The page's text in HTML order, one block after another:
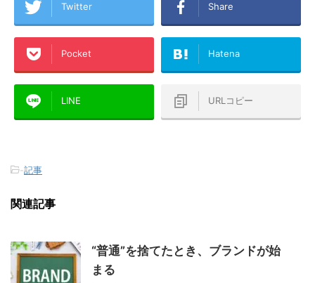
Twitter Share
Pocket Hatena
LINE URLコピー
-記事
関連記事
“普通”を捨てたとき、ブランドが始
まる